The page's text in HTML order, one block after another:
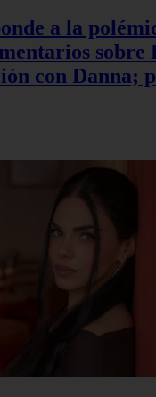
a la
sobre
con Danna;